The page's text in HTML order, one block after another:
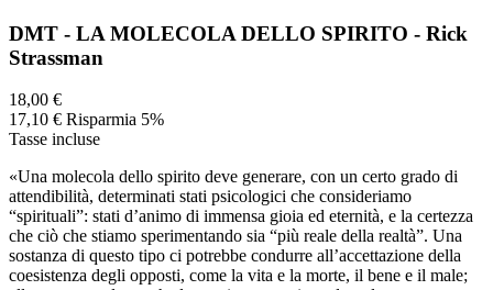
DMT - LA MOLECOLA DELLO SPIRITO - Rick
Strassman
18,00 €
17,10 € Risparmia 5%
Tasse incluse
«Una molecola dello spirito deve generare, con un certo grado di
attendibilità, determinati stati psicologici che consideriamo
“spirituali”: stati d’animo di immensa gioia ed eternità, e la certezza
che ciò che stiamo sperimentando sia “più reale della realtà”. Una
sostanza di questo tipo ci potrebbe condurre all’accettazione della
coesistenza degli opposti, come la vita e la morte, il bene e il male;